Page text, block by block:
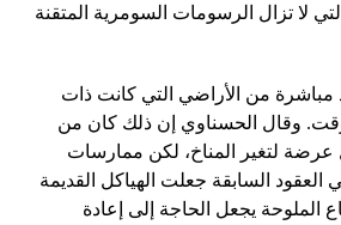
لا تزال الرسومات السومرية المتقنة
مباشرة من الأراضي التي كانت ذات
وقال الحسناوي إن ذلك كان من
عرضة لتغير المناخ، لكن ممارسات
العقود السابقة جعلت الهياكل القديمة
الملوحة يجعل الحاجة إلى إعادة